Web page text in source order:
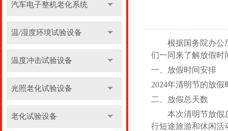
汽车电子整机老化系统
温/湿度环境试验设备
温度冲击试验设备
光照老化试验设备
老化试验设备
根据国务院办公
们一同来了解放假时
一、放假时间安排
2024年清明节的放
二、放假总天数
本次清明节放假
行短途旅游和休闲活